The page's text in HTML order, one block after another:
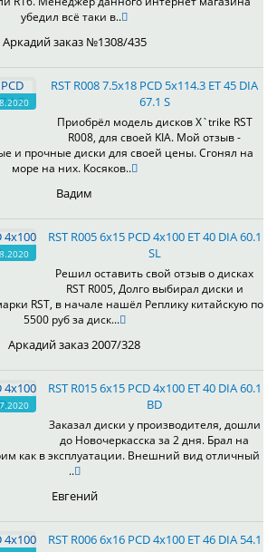
убедил всё таки в..
Аркадий заказ №1308/435
RST R008 7.5x18 PCD 5x114.3 ET 45 DIA
67.1 S
Приобрёл модель дисков X`trike RST
R008, для своей KIA. Мой отзыв -
и прочные диски для своей цены. Сгонял на
море на них. Косяков..
Вадим
RST R005 6x15 PCD 4x100 ET 40 DIA 60.1
SL
Решил оставить свой отзыв о дисках
RST R005, Долго выбирал диски и
RST, в начале нашёл Реплику китайскую по
5500 руб за диск...
Аркадий заказ 2007/328
RST R015 6x15 PCD 4x100 ET 40 DIA 60.1
BD
Заказал диски у производителя, дошли
до Новочеркасска за 2 дня. Брал на
как в эксплуатации. Внешний вид отличный
..
Евгений
RST R006 6x16 PCD 4x100 ET 46 DIA 54.1